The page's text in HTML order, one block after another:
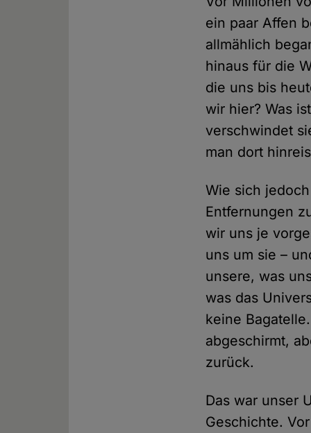
ein paar Affen
allmählich
hinaus für die
die uns bis
wir hier? Was
verschwindet
man dort
Wie sich
Entfernungen
wir uns je
uns um sie –
unsere, was
was das
keine
abgeschirmt,
zurück.
Das war unser
Geschichte.